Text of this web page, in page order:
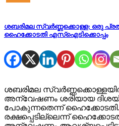
ശബരിമല സ്വർണ്ണക്കൊള്ള: ഒരു
ഹൈക്കോടതി എസ്ഐടിക്കൊപ്പം
ശബരിമല
അന്വേഷണം ശരിയായ
പോകുന്നതെന്ന്
രക്ഷപ്പെടില്ലെന്ന്